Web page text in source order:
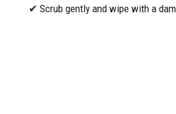
✔ Scrub gently and wipe with a